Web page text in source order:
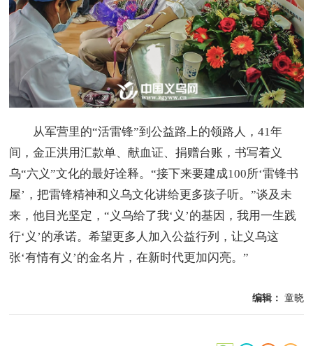
从军营里的“活雷锋”到公益路上的领路人，41年
间，金正洪用汇款单、献血证、捐赠台账，书写着义
乌“六义”文化的最好诠释。“接下来要建成100所‘雷锋书
屋’，把雷锋精神和义乌文化讲给更多孩子听。”谈及未
来，他目光坚定，“义乌给了我‘义’的基因，我用一生践
行‘义’的承诺。希望更多人加入公益行列，让义乌这
张‘有情有义’的金名片，在新时代更加闪亮。”
编辑： 童晓